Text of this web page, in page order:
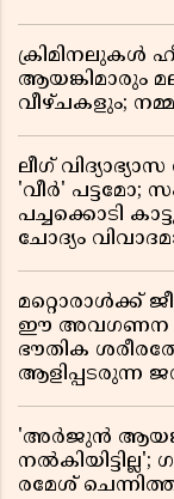
ക്രിമിനലുകൾ
ആയങ്കിമാരും
വീഴ്ചകളും;
ലീഗ്
'വീർ' പട്ടമോ;
പച്ചക്കൊടി
ചോദ്യം
മറ്റൊരാൾക്ക്
ഈ അവഗണന
ഭൗതിക
ആളിപ്പടരുന്ന
'അർജുൻ
രമേശ്